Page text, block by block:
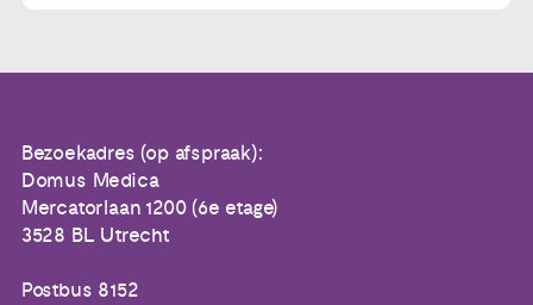
Bezoekadres (op afspraak):
Domus Medica
Mercatorlaan 1200 (6e etage)
3528 BL Utrecht
Postbus 8152